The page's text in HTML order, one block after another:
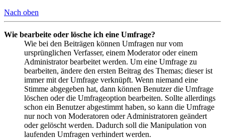
Nach oben
Wie bearbeite oder lösche ich eine Umfrage?
Wie bei den Beiträgen können Umfragen nur vom
ursprünglichen Verfasser, einem Moderator oder einem
Administrator bearbeitet werden. Um eine Umfrage zu
bearbeiten, ändere den ersten Beitrag des Themas; dieser ist
immer mit der Umfrage verknüpft. Wenn niemand eine
Stimme abgegeben hat, dann können Benutzer die Umfrage
löschen oder die Umfrageoption bearbeiten. Sollte allerdings
schon ein Benutzer abgestimmt haben, so kann die Umfrage
nur noch von Moderatoren oder Administratoren geändert
oder gelöscht werden. Dadurch soll die Manipulation von
laufenden Umfragen verhindert werden.